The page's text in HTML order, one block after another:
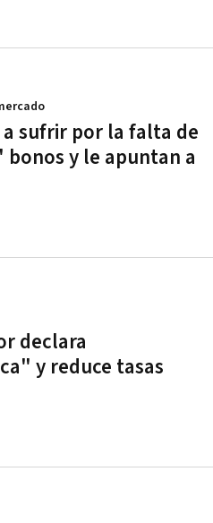
a sufrir por la falta de
y le apuntan a
declara
y reduce tasas